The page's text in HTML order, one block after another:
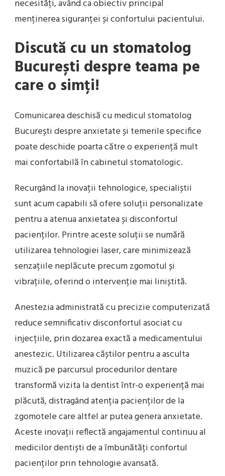
necesități, având ca obiectiv principal
menținerea siguranței și confortului pacientului.
Discută cu un stomatolog
București despre teama pe
care o simți!
Comunicarea deschisă cu medicul stomatolog
București despre anxietate și temerile specifice
poate deschide poarta către o experiență mult
mai confortabilă în cabinetul stomatologic.
Recurgând la inovații tehnologice, specialiștii
sunt acum capabili să ofere soluții personalizate
pentru a atenua anxietatea și disconfortul
pacienților. Printre aceste soluții se numără
utilizarea tehnologiei laser, care minimizează
senzațiile neplăcute precum zgomotul și
vibrațiile, oferind o intervenție mai liniștită.
Anestezia administrată cu precizie computerizată
reduce semnificativ disconfortul asociat cu
injecțiile, prin dozarea exactă a medicamentului
anestezic. Utilizarea căștilor pentru a asculta
muzică pe parcursul procedurilor dentare
transformă vizita la dentist într-o experiență mai
plăcută, distragând atenția pacienților de la
zgomotele care altfel ar putea genera anxietate.
Aceste inovații reflectă angajamentul continuu al
medicilor dentiști de a îmbunătăți confortul
pacienților prin tehnologie avansată.